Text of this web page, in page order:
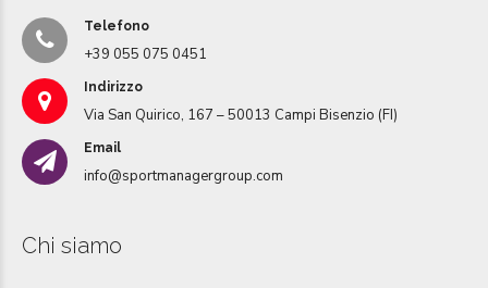
Telefono
+39 055 075 0451
Indirizzo
Via San Quirico, 167 – 50013 Campi Bisenzio (FI)
Email
info@sportmanagergroup.com
Chi siamo